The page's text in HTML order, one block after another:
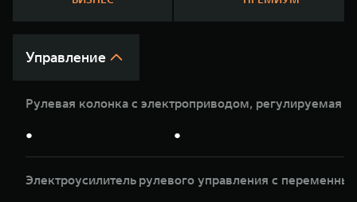
от 6 149 000 ₽
Управление
Рулевая колонка с электроприводом, регулируемая
● ●
Электроусилитель рулевого управления с